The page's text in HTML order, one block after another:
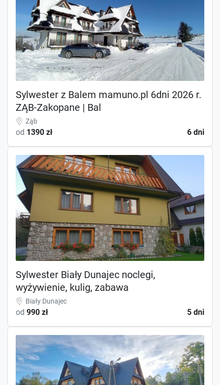
Sylwester z Balem mamuno.pl 6dni 2026 r.
ZĄB-Zakopane | Bal
Ząb
od 1390 zł 6 dni
Sylwester Biały Dunajec noclegi,
wyżywienie, kulig, zabawa
Biały Dunajec
od 990 zł 5 dni